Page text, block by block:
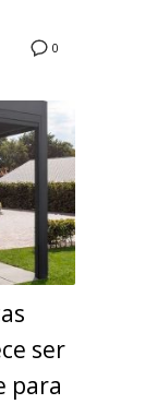
0
ser
para